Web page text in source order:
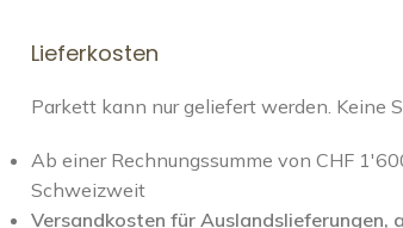
Lieferkosten
Parkett kann nur geliefert werden. Keine
Ab einer Rechnungssumme von CHF
Schweizweit
Versandkosten für Auslandslieferungen,